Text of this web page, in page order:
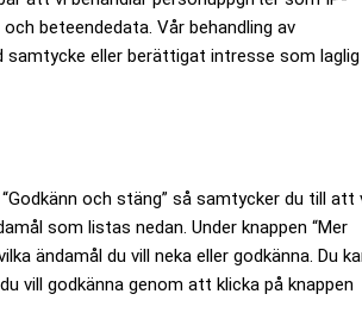
beteendedata. Vår behandling av
samtycke eller berättigat intresse som laglig
och stäng” så samtycker du till att
som listas nedan. Under knappen “Mer
ändamål du vill neka eller godkänna. Du
vill godkänna genom att klicka på knappen